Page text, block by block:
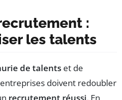
:
les talents
de talents et de
doivent redoubler